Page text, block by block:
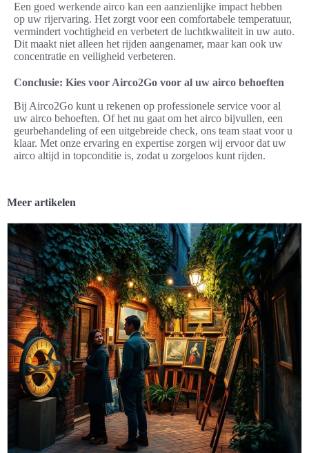
Een goed werkende airco kan een aanzienlijke impact hebben
op uw rijervaring. Het zorgt voor een comfortabele temperatuur,
vermindert vochtigheid en verbetert de luchtkwaliteit in uw auto.
Dit maakt niet alleen het rijden aangenamer, maar kan ook uw
concentratie en veiligheid verbeteren.
Conclusie: Kies voor Airco2Go voor al uw airco behoeften
Bij Airco2Go kunt u rekenen op professionele service voor al
uw airco behoeften. Of het nu gaat om het airco bijvullen, een
geurbehandeling of een uitgebreide check, ons team staat voor u
klaar. Met onze ervaring en expertise zorgen wij ervoor dat uw
airco altijd in topconditie is, zodat u zorgeloos kunt rijden.
Meer artikelen